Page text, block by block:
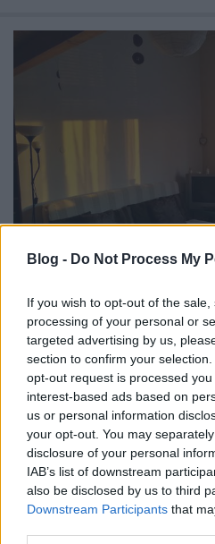
Blog - Do Not Process My
If you wish to opt-out of the
processing of your personal or
targeted advertising by us,
section to confirm your
opt-out request is processed
interest-based ads based on
us or personal information
your opt-out. You may
disclosure of your personal
IAB’s list of downstream
also be disclosed by us to third
Downstream Participants that
Erőszakos állami
a piac
Személyes
IV. rész
Ha jól sejtem, most sokan
mondják, olyan, hogy
hiszen a piac úgy működik,
lehet elkérni, mint
bérléséért. Kétségtelen,